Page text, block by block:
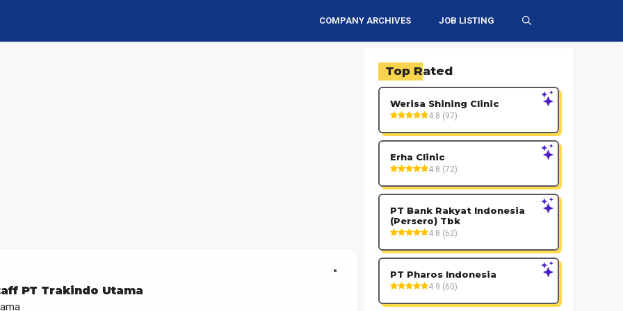
COMPANY ARCHIVES JOB LISTING
PT Trakindo Utama
Top Rated
Werisa Shining Clinic
4.8 (97)
Erha Clinic
4.8 (72)
PT Bank Rakyat Indonesia
(Persero) Tbk
4.8 (62)
PT Pharos Indonesia
4.9 (60)